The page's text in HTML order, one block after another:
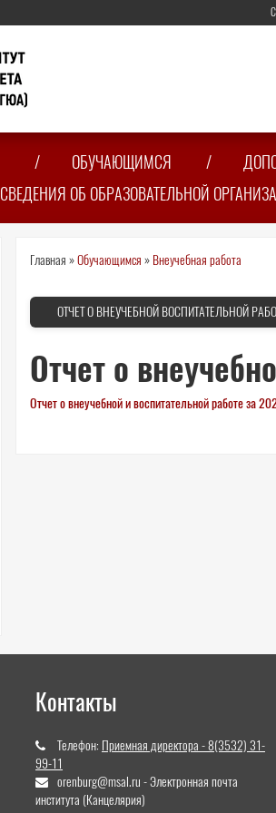
ОБУЧАЮЩИМСЯ
СВЕДЕНИЯ ОБ ОБРАЗОВАТЕЛЬНОЙ
Вы
здесь
Главная »Обучающимся » Внеучебная работа
ОТЧЕТ О ВНЕУЧЕБНОЙ ВОСПИТАТЕЛЬНОЙ
Отчет о
Отчет о внеучебной и воспитательной работе за
Контакты
Телефон: Приемная директора - 8(3532) 31-
99-11
orenburg@msal.ru - Электронная почта
института (Канцелярия)